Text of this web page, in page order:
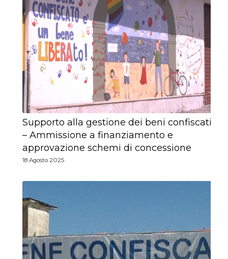
Supporto alla gestione dei beni confiscati
– Ammissione a finanziamento e
approvazione schemi di concessione
18 Agosto 2025